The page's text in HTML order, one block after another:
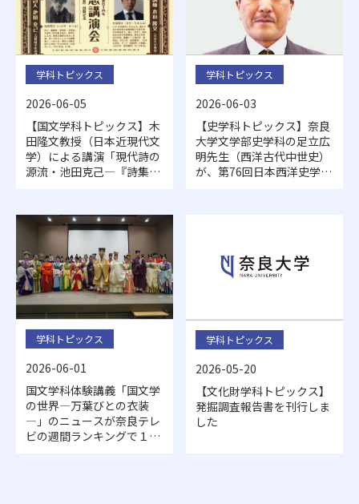
学科トピックス
2026-06-05
【国文学科トピックス】木
田隆文教授（日本近現代文
学）による講演「現代詩の
源流・池田克己―『詩集』
学科トピックス
2026-06-03
【史学科トピックス】奈良
大学文学部史学科の足立広
明先生（西洋古代中世史）
が、第76回日本西洋史学会
学科トピックス
2026-06-01
国文学科体験講義「国文学
の世界―万葉びとの衣装
―」のニュースが奈良テレ
ビの週間ランキングで１位
学科トピックス
2026-05-20
【文化財学科トピックス】
発掘調査報告書を刊行しま
した